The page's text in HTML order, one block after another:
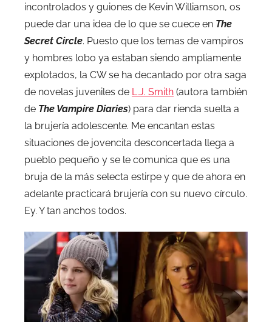
incontrolados y guiones de Kevin Williamson, os
puede dar una idea de lo que se cuece en The
Secret Circle. Puesto que los temas de vampiros
y hombres lobo ya estaban siendo ampliamente
explotados, la CW se ha decantado por otra saga
de novelas juveniles de L.J. Smith (autora también
de The Vampire Diaries) para dar rienda suelta a
la brujería adolescente. Me encantan estas
situaciones de jovencita desconcertada llega a
pueblo pequeño y se le comunica que es una
bruja de la más selecta estirpe y que de ahora en
adelante practicará brujería con su nuevo círculo.
Ey. Y tan anchos todos.